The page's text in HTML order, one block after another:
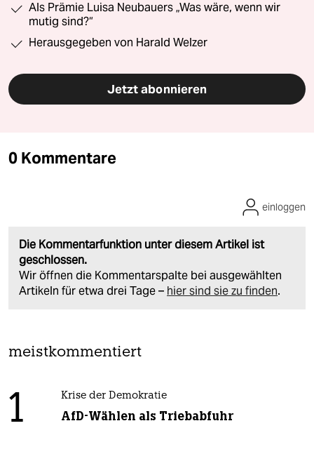
Als Prämie Luisa Neubauers „Was wäre, wenn wir
mutig sind?“
Herausgegeben von Harald Welzer
Jetzt abonnieren
0 Kommentare
Die Kommentarfunktion unter diesem Artikel ist
geschlossen.
Wir öffnen die Kommentarspalte bei ausgewählten
Artikeln für etwa drei Tage – hier sind sie zu finden.
einloggen
meistkommentiert
1 Krise der Demokratie
AfD-Wählen als Triebabfuhr